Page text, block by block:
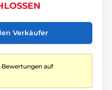
Verkäufer
Bewertungen auf